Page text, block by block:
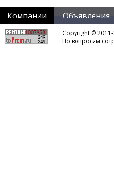
Компании Объявления
Copyright ©
По вопросам